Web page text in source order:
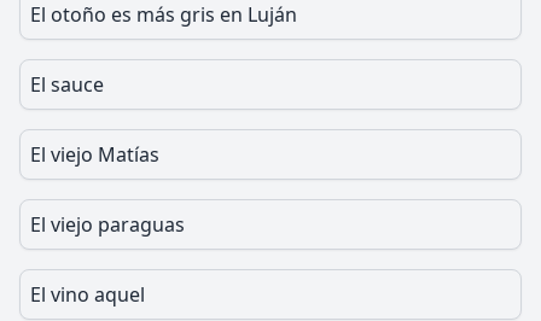
El otoño es más gris en Luján
El sauce
El viejo Matías
El viejo paraguas
El vino aquel